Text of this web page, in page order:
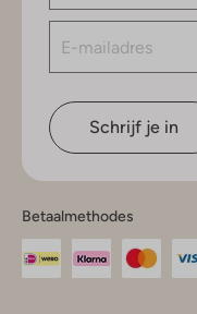
Schrijf je in
Betaalmethodes